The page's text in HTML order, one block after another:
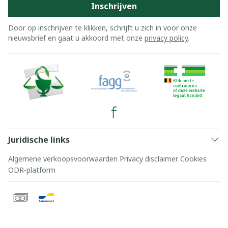
Inschrijven
Door op inschrijven te klikken, schrijft u zich in voor onze
nieuwsbrief en gaat u akkoord met onze privacy policy.
Juridische links
Algemene verkoopsvoorwaarden Privacy disclaimer Cookies
ODR-platform